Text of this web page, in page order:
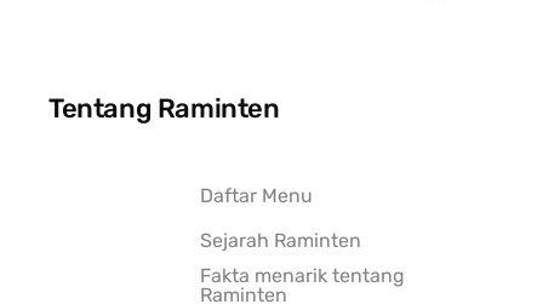
Tentang Raminten
Daftar Menu
Sejarah Raminten
Fakta menarik tentang
Raminten